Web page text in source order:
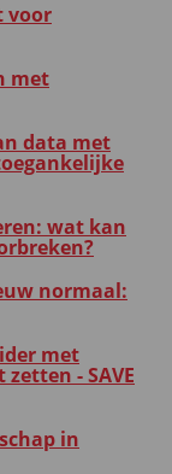
voor
met
data met
wat kan
normaal:
met
- SAVE
in